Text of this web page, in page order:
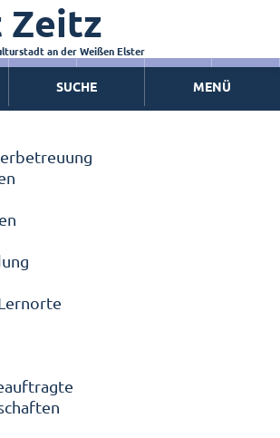
Christian Thieme
Zeitz
an der Weißen Elster
SUCHE MENÜ